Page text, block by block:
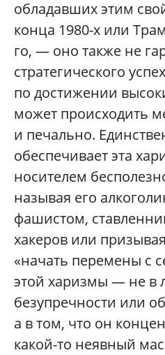
обладавших этим
конца 1980-х или
го, — оно также не
стратегического
по достижении
может происходить
и печально.
обеспечивает эта
носителем
называя его
фашистом,
хакеров или
«начать перемены с
этой харизмы — не в
безупречности или
а в том, что он
какой-то неявный